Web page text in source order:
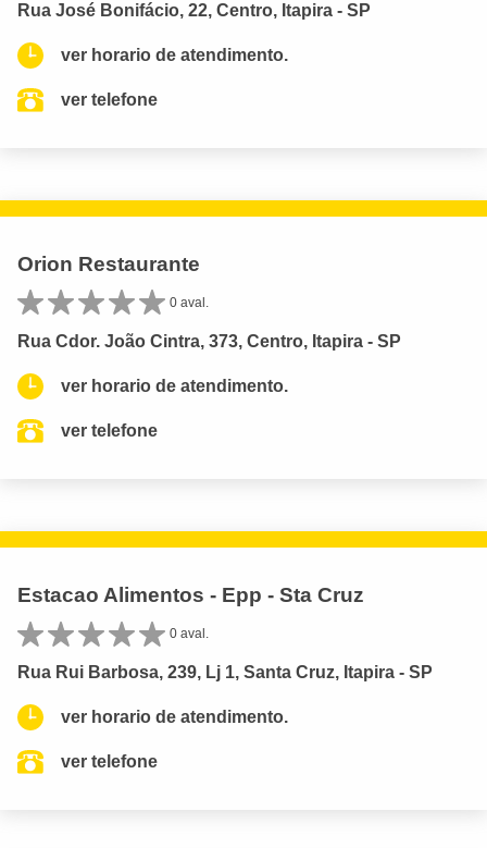
Rua José Bonifácio, 22, Centro, Itapira - SP
ver horario de atendimento.
ver telefone
Orion Restaurante
0 aval.
Rua Cdor. João Cintra, 373, Centro, Itapira - SP
ver horario de atendimento.
ver telefone
Estacao Alimentos - Epp - Sta Cruz
0 aval.
Rua Rui Barbosa, 239, Lj 1, Santa Cruz, Itapira - SP
ver horario de atendimento.
ver telefone